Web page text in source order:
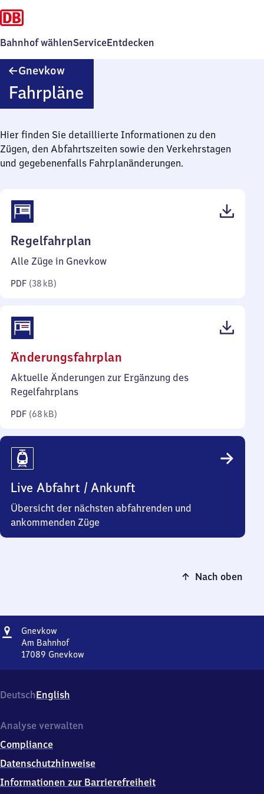
Bahnhof wählenServiceEntdecken
Gnevkow
Fahrpläne
Hier finden Sie detaillierte Informationen zu den
Zügen, den Abfahrtszeiten sowie den Verkehrstagen
und gegebenenfalls Fahrplanänderungen.
Regelfahrplan
38
Alle Züge in Gnevkow
PDF (38 kB)
Änderungsfahrplan
68
Aktuelle Änderungen zur Ergänzung des
Regelfahrplans
PDF (68 kB)
Live Abfahrt / Ankunft
Übersicht der nächsten abfahrenden und
ankommenden Züge
Nach oben
Adresse
Gnevkow
Am Bahnhof
17089 Gnevkow
Bahnhof,
1
0
9
Gnevkow
DeutschEnglish
Analyse verwalten
Compliance
Datenschutzhinweise
Informationen zur Barrierefreiheit